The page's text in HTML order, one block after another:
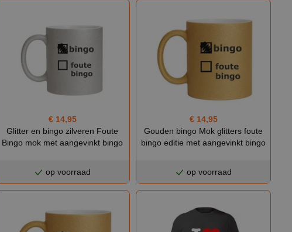
€ 14,95
Glitter en bingo zilveren Foute
Bingo mok met aangevinkt bingo
op voorraad
€ 14,95
Gouden bingo Mok glitters foute
bingo editie met aangevinkt bingo
op voorraad